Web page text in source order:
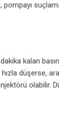
kalan
düşerse,
olabilir.